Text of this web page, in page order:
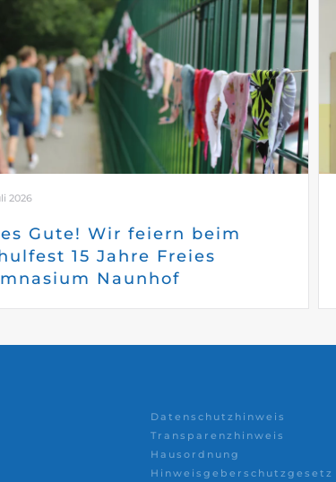
2026
Gute! Wir feiern beim
15 Jahre Freies
Naunhof
Datenschutzhinweis
Transparenzhinweis
Hausordnung
Hinweisgeberschutzgesetz